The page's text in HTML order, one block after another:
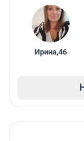
Ирина,46